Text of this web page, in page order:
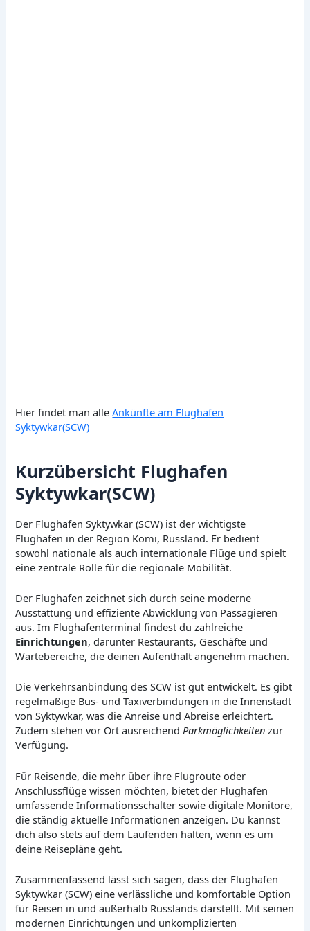
Hier findet man alleAnkünfte am Flughafen
Syktywkar(SCW)
Kurzübersicht Flughafen
Syktywkar(SCW)
Der Flughafen Syktywkar (SCW) ist der wichtigste
Flughafen in der Region Komi, Russland. Er bedient
sowohl nationale als auch internationale Flüge und spielt
eine zentrale Rolle für die regionale Mobilität.
Der Flughafen zeichnet sich durch seine moderne
Ausstattung und effiziente Abwicklung von Passagieren
aus. Im Flughafenterminal findest du zahlreiche
Einrichtungen, darunter Restaurants, Geschäfte und
Wartebereiche, die deinen Aufenthalt angenehm machen.
Die Verkehrsanbindung des SCW ist gut entwickelt. Es gibt
regelmäßige Bus- und Taxiverbindungen in die Innenstadt
von Syktywkar, was die Anreise und Abreise erleichtert.
Zudem stehen vor Ort ausreichendParkmöglichkeiten zur
Verfügung.
Für Reisende, die mehr über ihre Flugroute oder
Anschlussflüge wissen möchten, bietet der Flughafen
umfassende Informationsschalter sowie digitale Monitore,
die ständig aktuelle Informationen anzeigen. Du kannst
dich also stets auf dem Laufenden halten, wenn es um
deine Reisepläne geht.
Zusammenfassend lässt sich sagen, dass der Flughafen
Syktywkar (SCW) eine verlässliche und komfortable Option
für Reisen in und außerhalb Russlands darstellt. Mit seinen
modernen Einrichtungen und unkomplizierten